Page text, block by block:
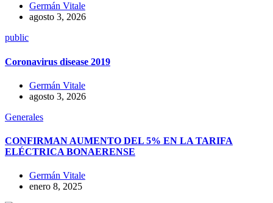
Germán Vitale
agosto 3, 2026
public
Coronavirus disease 2019
Germán Vitale
agosto 3, 2026
Generales
CONFIRMAN AUMENTO DEL 5% EN LA TARIFA
ELÉCTRICA BONAERENSE
Germán Vitale
enero 8, 2025